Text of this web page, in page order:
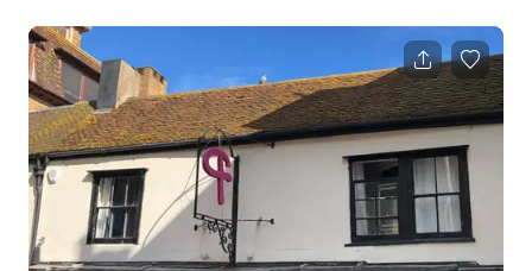
réunion d'affaires, d'une exposition d'art ou même d'une fête
d'entreprise !